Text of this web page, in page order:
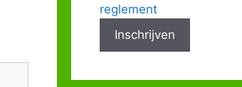
reglement